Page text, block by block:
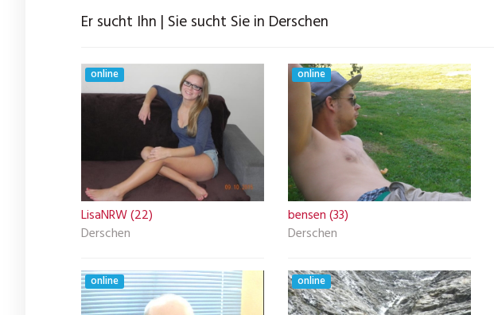
Er sucht Ihn | Sie sucht Sie in Derschen
online
LisaNRW (22)
Derschen
online
bensen (33)
Derschen
online online